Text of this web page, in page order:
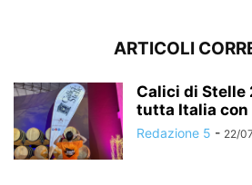
ARTICOLI
Calici di Stelle
tutta Italia con
Redazione 5 - 22/